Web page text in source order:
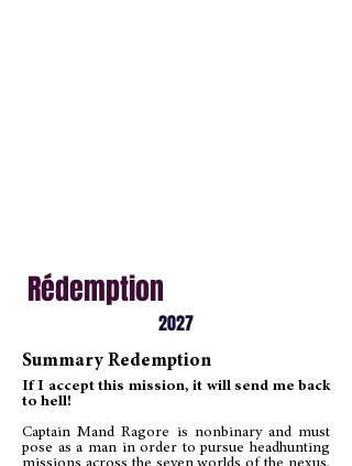
Rédemption
2027
Summary Redemption
If I accept this mission, it will send me back
to hell!
Captain Mand Ragore is nonbinary and must
pose as a man in order to pursue headhunting